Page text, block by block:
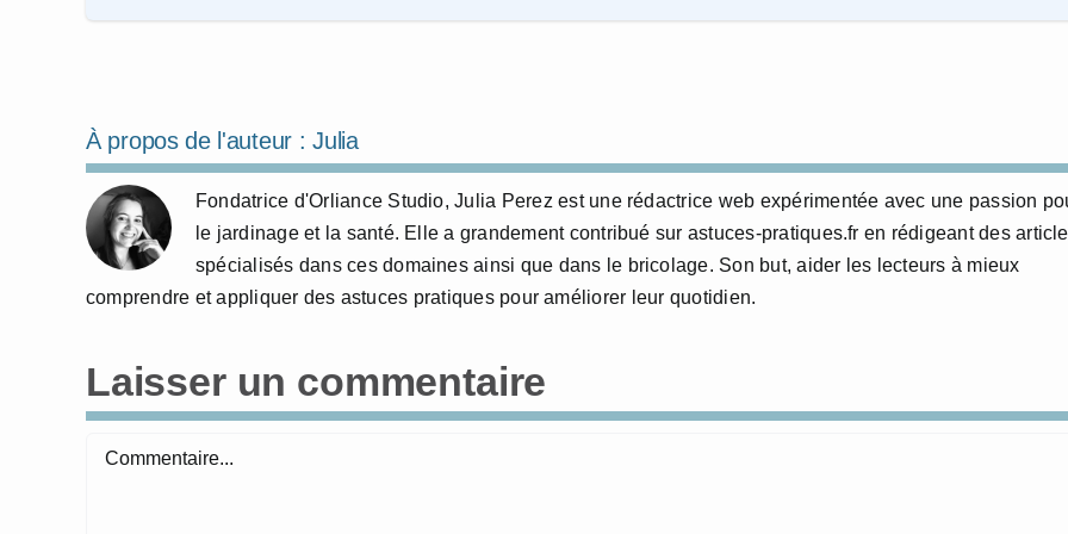
À propos de l'auteur :Julia
Fondatrice d'Orliance Studio, Julia Perez est une rédactrice web expérimentée avec une passion
le jardinage et la santé. Elle a grandement contribué sur astuces-pratiques.fr en rédigeant des
spécialisés dans ces domaines ainsi que dans le bricolage. Son but, aider les lecteurs à mieux
comprendre et appliquer des astuces pratiques pour améliorer leur quotidien.
Laisser un commentaire
Commentaire